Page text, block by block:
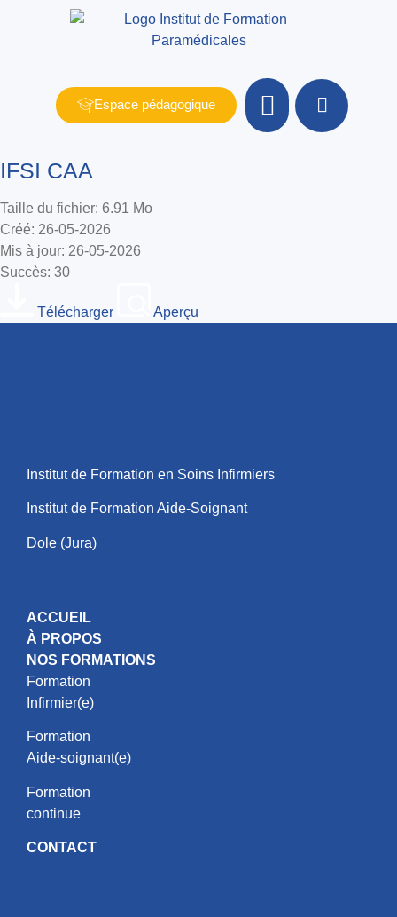
Espace pédagogique
IFSI CAA
Taille du fichier: 6.91 Mo
Créé: 26-05-2026
Mis à jour: 26-05-2026
Succès: 30
Télécharger Aperçu
Institut de Formation en Soins Infirmiers
Institut de Formation Aide-Soignant
Dole (Jura)
ACCUEIL
À PROPOS
NOS FORMATIONS
Formation
Infirmier(e)
Formation
Aide-soignant(e)
Formation
continue
CONTACT